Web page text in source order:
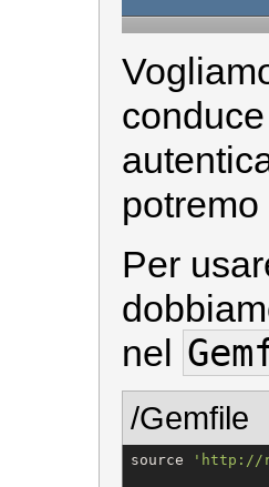
Per
nel
/Gemfile
source ' http://